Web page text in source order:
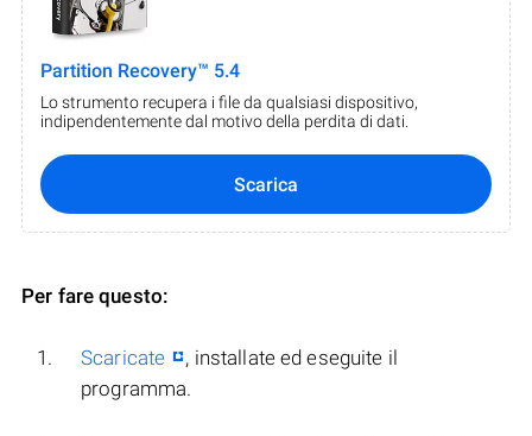
Partition Recovery™ 5.4
Lo strumento recupera i file da qualsiasi dispositivo,
indipendentemente dal motivo della perdita di dati.
Scarica
Per fare questo:
Scaricate
, installate ed eseguite il
programma.